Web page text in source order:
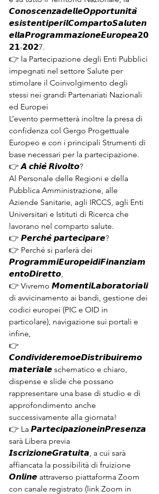
𝘾𝙤𝙣𝙤𝙨𝙘𝙚𝙣𝙯𝙖𝙙𝙚𝙡𝙡𝙚𝙊𝙥𝙥𝙤𝙧𝙩𝙪𝙣𝙞𝙩𝙖̀
𝙚𝙨𝙞𝙨𝙩𝙚𝙣𝙩𝙞𝙥𝙚𝙧𝙞𝙡𝘾𝙤𝙢𝙥𝙖𝙧𝙩𝙤𝙎𝙖𝙡𝙪𝙩𝙚𝙣
𝙚𝙡𝙡𝙖𝙋𝙧𝙤𝙜𝙧𝙖𝙢𝙢𝙖𝙯𝙞𝙤𝙣𝙚𝙀𝙪𝙧𝙤𝙥𝙚𝙖𝟮𝟬
𝟮𝟭-𝟮𝟬𝟮7.
👉 la Partecipazione degli Enti Pubblici
impegnati nel settore Salute per
stimolare il Coinvolgimento degli
stessi nei grandi Partenariati Nazionali
ed Europei
L’evento permetterà inoltre la presa di
confidenza col Gergo Progettuale
Europeo e con i principali Strumenti di
base necessari per la partecipazione.
👉 𝘼 𝙘𝙝𝙞𝙚̀ 𝙍𝙞𝙫𝙤𝙡𝙩𝙤?
Al Personale delle Regioni e della
Pubblica Amministrazione, alle
Aziende Sanitarie, agli IRCCS, agli Enti
Universitari e Istituti di Ricerca che
lavorano nel comparto salute.
👉 𝙋𝙚𝙧𝙘𝙝𝙚̀ 𝙥𝙖𝙧𝙩𝙚𝙘𝙞𝙥𝙖𝙧𝙚?
👉 Perché si parlerà dei
𝙋𝙧𝙤𝙜𝙧𝙖𝙢𝙢𝙞𝙀𝙪𝙧𝙤𝙥𝙚𝙞𝙙𝙞𝙁𝙞𝙣𝙖𝙣𝙯𝙞𝙖𝙢
𝙚𝙣𝙩𝙤𝘿𝙞𝙧𝙚𝙩𝙩𝙤,
👉 Vivremo 𝙈𝙤𝙢𝙚𝙣𝙩𝙞𝙇𝙖𝙗𝙤𝙧𝙖𝙩𝙤𝙧𝙞𝙖𝙡𝙞
di avvicinamento ai bandi, gestione dei
codici europei (PIC e OID in
particolare), navigazione sui portali e
infine,
👉
𝘾𝙤𝙣𝙙𝙞𝙫𝙞𝙙𝙚𝙧𝙚𝙢𝙤𝙚𝘿𝙞𝙨𝙩𝙧𝙞𝙗𝙪𝙞𝙧𝙚𝙢𝙤
𝙢𝙖𝙩𝙚𝙧𝙞𝙖𝙡𝙚 schematico e chiaro,
dispense e slide che possano
rappresentare una base di studio e di
approfondimento anche
successivamente alla giornata!
👉 La 𝙋𝙖𝙧𝙩𝙚𝙘𝙞𝙥𝙖𝙯𝙞𝙤𝙣𝙚𝙞𝙣𝙋𝙧𝙚𝙨𝙚𝙣𝙯𝙖
sarà Libera previa
𝙄𝙨𝙘𝙧𝙞𝙯𝙞𝙤𝙣𝙚𝙂𝙧𝙖𝙩𝙪𝙞𝙩𝙖, a cui sarà
affiancata la possibilità di fruizione
𝙊𝙣𝙡𝙞𝙣𝙚 attraverso piattaforma Zoom
con canale registrato (link Zoom in